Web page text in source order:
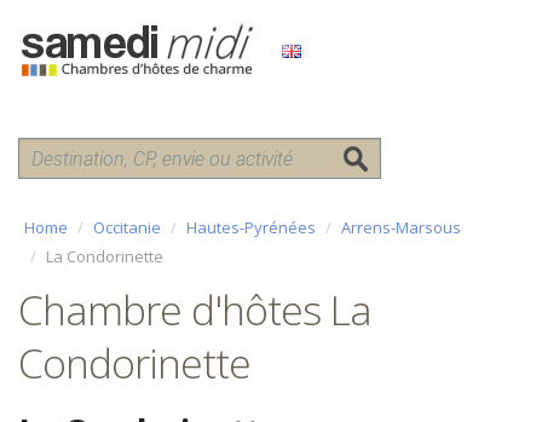
Home Occitanie Hautes-Pyrénées
Arrens-Marsous
La Condorinette
Chambre d'hôtes La
Condorinette